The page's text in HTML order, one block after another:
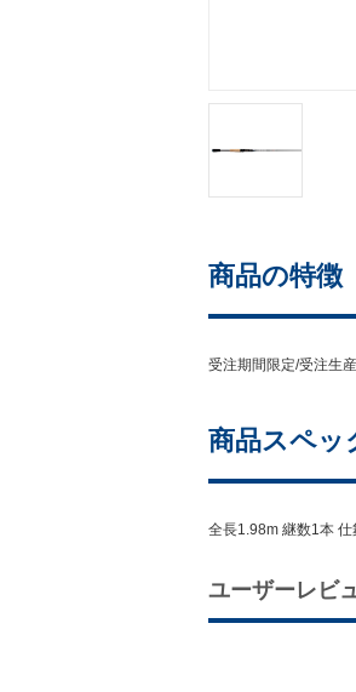
商品の特徴
受注期間限定/受注生
商品スペッ
全長1.98m 継数1本
ユーザーレビ